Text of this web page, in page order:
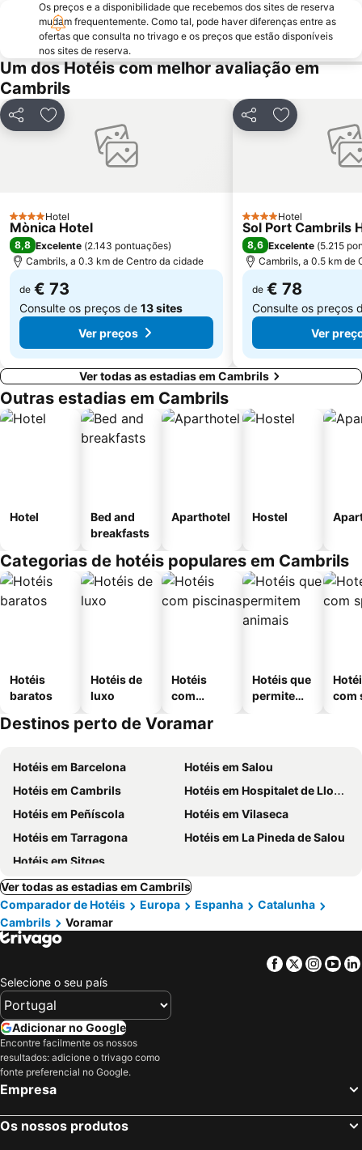
Capellans
Camp Clar
Santa Tecla
Pabellón Municipal de Deportes
Aquapolis Tarragona
Plaça Imperial Tarraco
Llevant
de l'Esquirol
Piscina coberta Municipal
Akasaka
Anfiteatro Romano
Font Lluminosa
Estació Nàutica Costa Daurada
Nits Daurades
Fira de Sant Jaume
Cala fonda
De la Móra
Os preços e a disponibilidade que recebemos dos sites de reserva
mudam frequentemente. Como tal, pode haver diferenças entre as
ofertas que consulta no trivago e os preços que estão disponíveis
nos sites de reserva.
Um dos Hotéis com melhor avaliação em
Cambrils
PartilharAdicionar aos favoritos
4 Estrelas
Hotel
Mònica Hotel
8,8 Excelente (2.143 pontuações)
Cambrils, a 0.3 km de Centro da cidade
de € 73
Consulte os preços de 13 sites
Ver preços
PartilharAdicionar
4 Estrelas
Hotel
Sol Port Cambrils
8,6 Excelente (5.215
Cambrils, a 0.5 km de
de € 78
Consulte os preços
Ver
Ver todas as estadias em Cambrils
Outras estadias em Cambrils
Hotel
Bed and
breakfasts
Aparthotel Hostel
Categorias de hotéis populares em Cambrils
Hotéis
baratos
Hotéis de
luxo
Hotéis
com
Hotéis que
permitem
com
Destinos perto de Voramar
Hotéis em Barcelona
Hotéis em Salou
Hotéis em Cambrils
Hotéis em Hospitalet de Llobregat
Hotéis em Peñíscola
Hotéis em Vilaseca
Hotéis em Tarragona
Hotéis em La Pineda de Salou
Hotéis em Sitges
Ver todas as estadias em Cambrils
Comparador de Hotéis
Europa Espanha
Catalunha
Cambrils
Voramar
Facebook
Twitter
Selecione o seu país
Adicionar no Google
Encontre facilmente os nossos
resultados: adicione o trivago como
fonte preferencial no Google.
Empresa
Os nossos produtos